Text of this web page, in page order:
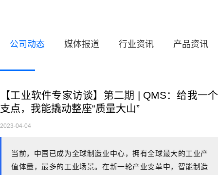
公司动态 媒体报道 行业资讯 产品资讯
【工业软件专家访谈】第二期 | QMS：给我一个
支点，我能撬动整座“质量大山”
2023-04-04
当前，中国已成为全球制造业中心，拥有全球最大的工业产
值体量，最多的工业场景。在新一轮产业变革中，智能制造